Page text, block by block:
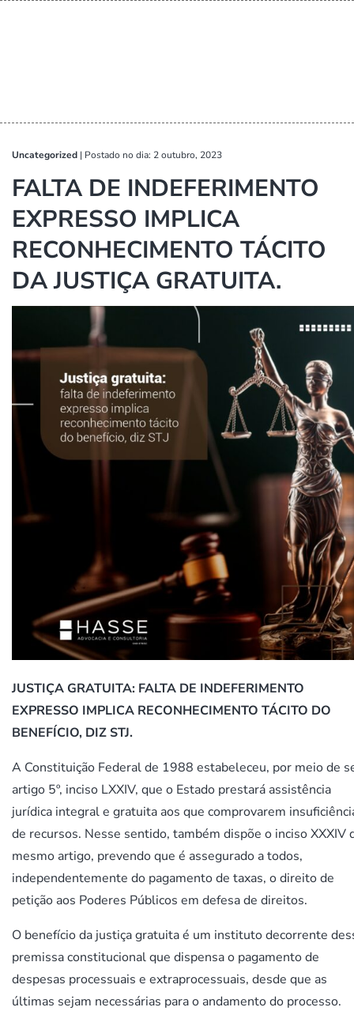
Uncategorized | Postado no dia: 2 outubro, 2023
FALTA DE INDEFERIMENTO
EXPRESSO IMPLICA
RECONHECIMENTO TÁCITO
DA JUSTIÇA GRATUITA.
JUSTIÇA GRATUITA: FALTA DE INDEFERIMENTO
EXPRESSO IMPLICA RECONHECIMENTO TÁCITO DO
BENEFÍCIO, DIZ STJ.
A Constituição Federal de 1988 estabeleceu, por meio de
artigo 5º, inciso LXXIV, que o Estado prestará assistência
jurídica integral e gratuita aos que comprovarem
de recursos. Nesse sentido, também dispõe o inciso XXXIV
mesmo artigo, prevendo que é assegurado a todos,
independentemente do pagamento de taxas, o direito de
petição aos Poderes Públicos em defesa de direitos.
O benefício da justiça gratuita é um instituto decorrente
premissa constitucional que dispensa o pagamento de
despesas processuais e extraprocessuais, desde que as
últimas sejam necessárias para o andamento do processo.